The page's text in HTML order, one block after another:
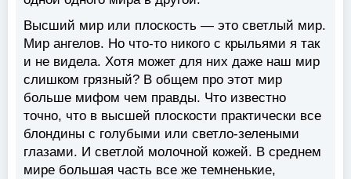
Высший мир или плоскость — это светлый мир.
Мир ангелов. Но что-то никого с крыльями я так
и не видела. Хотя может для них даже наш мир
слишком грязный? В общем про этот мир
больше мифом чем правды. Что известно
точно, что в высшей плоскости практически все
блондины с голубыми или светло-зелеными
глазами. И светлой молочной кожей. В среднем
мире большая часть все же темненькие,